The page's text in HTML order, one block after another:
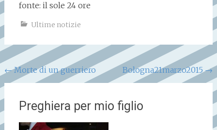
fonte: il sole 24 ore
Ultime notizie
Navigazione
articoli
←Morte di un guerriero Bologna21marzo2015→
Preghiera per mio figlio